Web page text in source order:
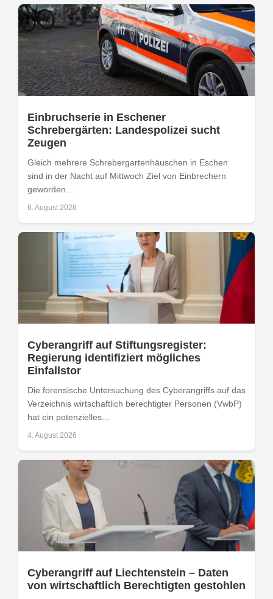
Einbruchserie in Eschener
Schrebergärten: Landespolizei sucht
Zeugen
Gleich mehrere Schrebergartenhäuschen in Eschen
sind in der Nacht auf Mittwoch Ziel von Einbrechern
geworden....
6. August 2026
Cyberangriff auf Stiftungsregister:
Regierung identifiziert mögliches
Einfallstor
Die forensische Untersuchung des Cyberangriffs auf das
Verzeichnis wirtschaftlich berechtigter Personen (VwbP)
hat ein potenzielles...
4. August 2026
Cyberangriff auf Liechtenstein – Daten
von wirtschaftlich Berechtigten gestohlen